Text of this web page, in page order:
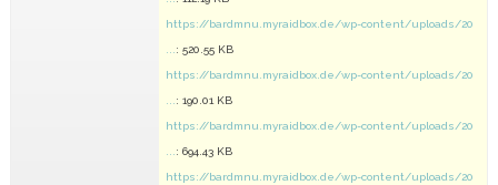
https://bardmnu.myraidbox.de/wp-content/uploads/20
: 520.55 KB
https://bardmnu.myraidbox.de/wp-content/uploads/20
: 190.01 KB
https://bardmnu.myraidbox.de/wp-content/uploads/20
: 694.43 KB
https://bardmnu.myraidbox.de/wp-content/uploads/20